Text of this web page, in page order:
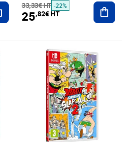
Ajouter au panier
33,33€ HT -22%
25,82€ HT
Prix 34,53€ HT